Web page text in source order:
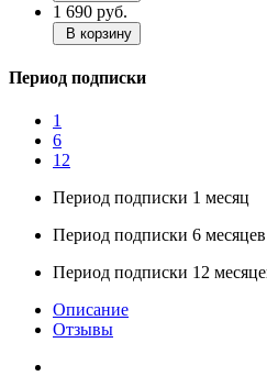
1 690 руб.
В корзину
Период подписки
12
Период подписки 1 месяц
Период подписки 6 месяцев
Период подписки 12 месяцев
Описание
Отзывы